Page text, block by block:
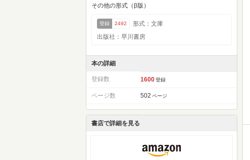
その他の形式（β版）
登録 2492
形式：文庫
出版社：早川書房
本の詳細
登録数 1600 登録
ページ数 502 ページ
書店で詳細を見る